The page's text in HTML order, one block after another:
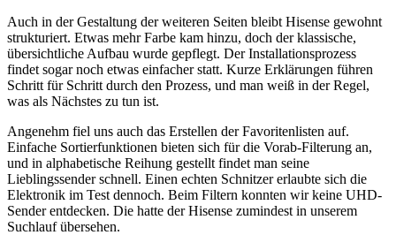
Auch in der Gestaltung der weiteren Seiten bleibt Hisense gewohnt
strukturiert. Etwas mehr Farbe kam hinzu, doch der klassische,
übersichtliche Aufbau wurde gepflegt. Der Installationsprozess
findet sogar noch etwas einfacher statt. Kurze Erklärungen führen
Schritt für Schritt durch den Prozess, und man weiß in der Regel,
was als Nächstes zu tun ist.
Angenehm fiel uns auch das Erstellen der Favoritenlisten auf.
Einfache Sortierfunktionen bieten sich für die Vorab-Filterung an,
und in alphabetische Reihung gestellt findet man seine
Lieblingssender schnell. Einen echten Schnitzer erlaubte sich die
Elektronik im Test dennoch. Beim Filtern konnten wir keine UHD-
Sender entdecken. Die hatte der Hisense zumindest in unserem
Suchlauf übersehen.